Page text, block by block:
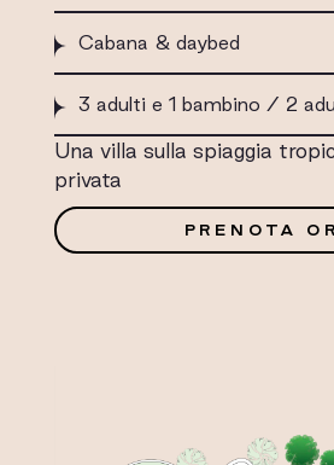
Cabana & daybed
3 adulti e 1 bambino / 2
Una villa sulla spiaggia
privata
PRENOTA